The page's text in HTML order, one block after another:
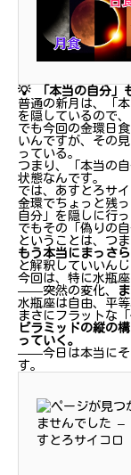
💡 「本当の自分」
普通の新月は、「
を隠しているので
でも今回の金環日
いんですが、その
っている。
つまり、「本当の
状態なんです。
では、あすとろサ
金環でちょっと残
自分」を隠しに行っ
でもその「偽りの
ということは、つま
もう本当にまっさ
と解釈していいん
今回は、特に水瓶
——突然の変化、
水瓶座は自由、平
まさにフラットな
ピラミッドの縦の
っていく。
——今日は本当にそ
す。